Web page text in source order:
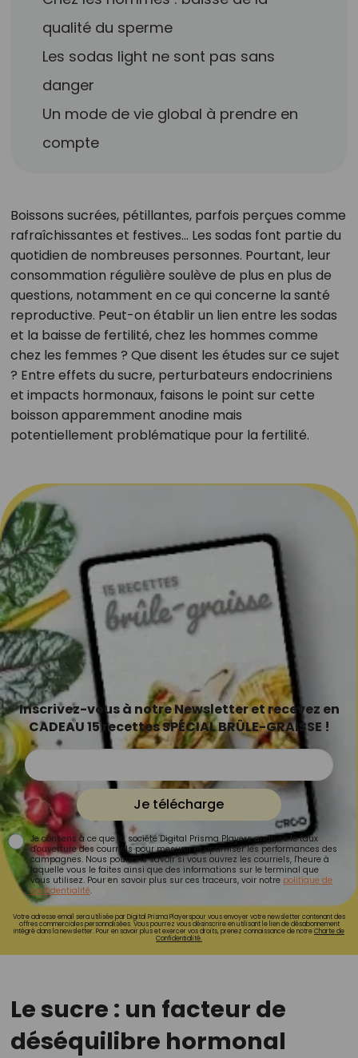
qualité du sperme
Les sodas light ne sont pas sans
danger
Un mode de vie global à prendre en
compte
Boissons sucrées, pétillantes, parfois perçues comme
rafraîchissantes et festives… Les sodas font partie du
quotidien de nombreuses personnes. Pourtant, leur
consommation régulière soulève de plus en plus de
questions, notamment en ce qui concerne la santé
reproductive. Peut-on établir un lien entre les sodas
et la baisse de fertilité, chez les hommes comme
chez les femmes ? Que disent les études sur ce sujet
? Entre effets du sucre, perturbateurs endocriniens
et impacts hormonaux, faisons le point sur cette
boisson apparemment anodine mais
potentiellement problématique pour la fertilité.
Inscrivez-vous à notre Newsletter et recevez en
CADEAU 15 recettes SPÉCIAL BRÛLE-GRAISSE !
Je télécharge
Je consens à ce que la société Digital Prisma Players analyse le taux
d'ouverture des courriels pour mesurer et optimiser les performances des
campagnes. Nous pourrons savoir si vous ouvrez les courriels, l'heure à
laquelle vous le faites ainsi que des informations sur le terminal que
vous utilisez. Pour en savoir plus sur ces traceurs, voir notre politique de
confidentialité.
Votre adresse email sera utilisée par Digital Prisma Playerspour vous envoyer votre newsletter contenant des
offres commerciales personnalisées. Vous pourrez vous désinscrire en utilisant le lien de désabonnement
intégré dans la newsletter. Pour en savoir plus et exercer vos droits, prenez connaissance de notreCharte de
Confidentialité.
Le sucre : un facteur de
déséquilibre hormonal